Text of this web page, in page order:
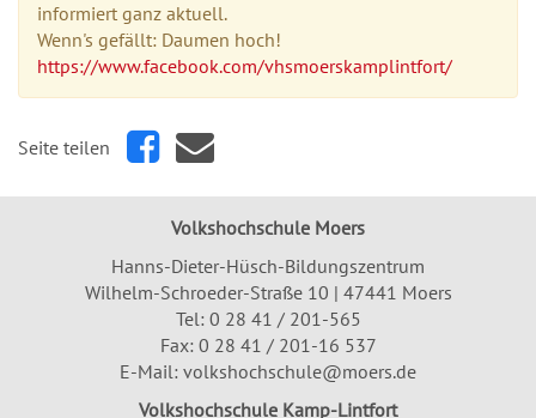
informiert ganz aktuell.
Wenn's gefällt: Daumen hoch!
https://www.facebook.com/vhsmoerskamplintfort/
Seite teilen
Volkshochschule Moers
Hanns-Dieter-Hüsch-Bildungszentrum
Wilhelm-Schroeder-Straße 10 | 47441 Moers
Tel: 0 28 41 / 201-565
Fax: 0 28 41 / 201-16 537
E-Mail: volkshochschule@moers.de
Volkshochschule Kamp-Lintfort